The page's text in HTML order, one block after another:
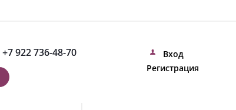
+7 922 736-48-70
Вход
Регистрация